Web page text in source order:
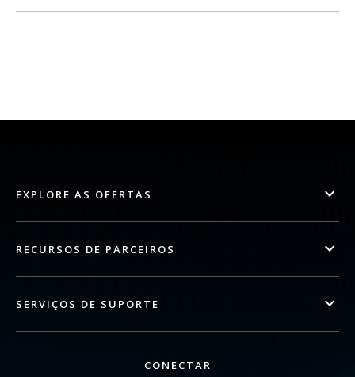
EXPLORE AS OFERTAS
RECURSOS DE PARCEIROS
SERVIÇOS DE SUPORTE
CONECTAR